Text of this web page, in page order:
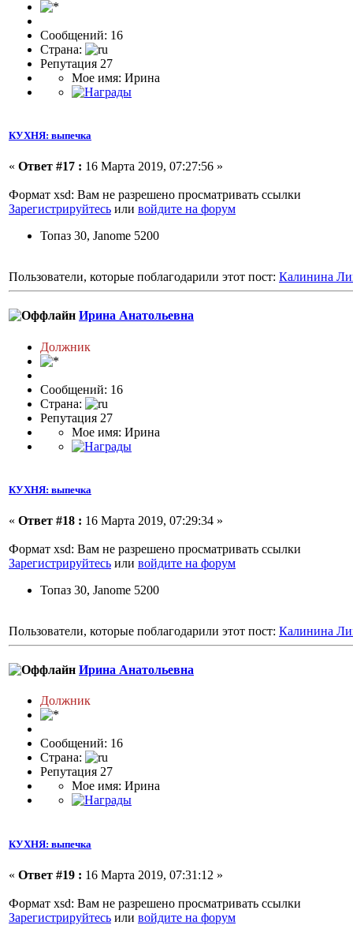
Сообщений: 16
Страна:
Репутация 27
Мое имя: Ирина
КУХНЯ: выпечка
« Ответ #17 : 16 Марта 2019, 07:27:56 »
Формат xsd: Вам не разрешено просматривать ссылки
Зарегистрируйтесь или войдите на форум
Топаз 30, Janome 5200
Пользователи, которые поблагодарили этот пост: Калинина
Ирина Анатольевна
Должник
Сообщений: 16
Страна:
Репутация 27
Мое имя: Ирина
КУХНЯ: выпечка
« Ответ #18 : 16 Марта 2019, 07:29:34 »
Формат xsd: Вам не разрешено просматривать ссылки
Зарегистрируйтесь или войдите на форум
Топаз 30, Janome 5200
Пользователи, которые поблагодарили этот пост: Калинина
Ирина Анатольевна
Должник
Сообщений: 16
Страна:
Репутация 27
Мое имя: Ирина
КУХНЯ: выпечка
« Ответ #19 : 16 Марта 2019, 07:31:12 »
Формат xsd: Вам не разрешено просматривать ссылки
Зарегистрируйтесь или войдите на форум